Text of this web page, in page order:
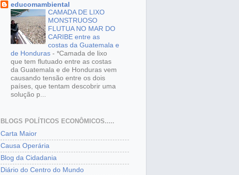
educomambiental
CAMADA DE LIXO
MONSTRUOSO
FLUTUA NO MAR DO
CARIBE entre as
costas da Guatemala e
de Honduras - *Camada de lixo
que tem flutuado entre as costas
da Guatemala e de Honduras vem
causando tensão entre os dois
países, que tentam descobrir uma
solução p...
BLOGS POLÍTICOS ECONÔMICOS.....
Carta Maior
Causa Operária
Blog da Cidadania
Diário do Centro do Mundo